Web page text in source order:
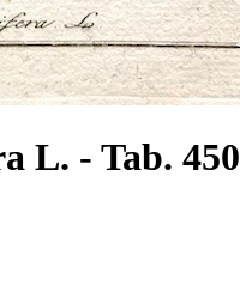
L. - Tab. 450